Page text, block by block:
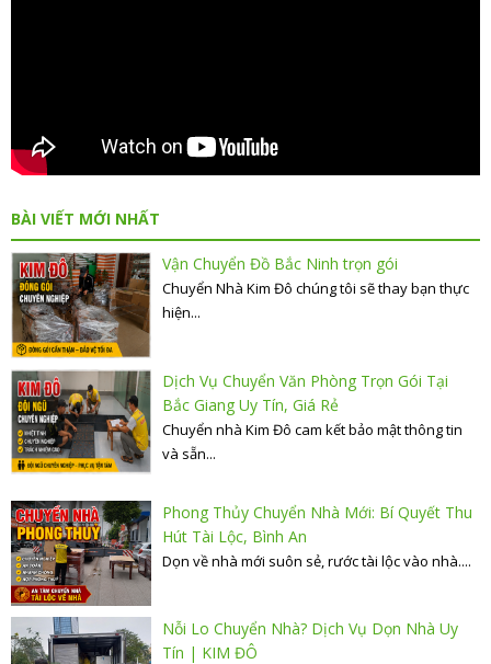
BÀI VIẾT MỚI NHẤT
Vận Chuyển Đồ Bắc Ninh trọn gói
Chuyển Nhà Kim Đô chúng tôi sẽ thay bạn thực
hiện...
Dịch Vụ Chuyển Văn Phòng Trọn Gói Tại
Bắc Giang Uy Tín, Giá Rẻ
Chuyển nhà Kim Đô cam kết bảo mật thông tin
và sẵn...
Phong Thủy Chuyển Nhà Mới: Bí Quyết Thu
Hút Tài Lộc, Bình An
Dọn về nhà mới suôn sẻ, rước tài lộc vào nhà....
Nỗi Lo Chuyển Nhà? Dịch Vụ Dọn Nhà Uy
Tín | KIM ĐÔ